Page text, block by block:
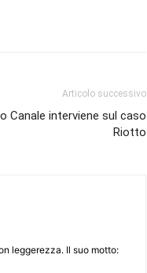
Articolo successivo
Canale interviene sul caso
Riotto
leggerezza. Il suo motto: